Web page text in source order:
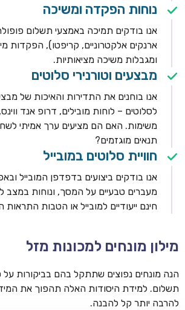
נוחות הפקדה ומשיכה
אנו בודקים תמיכה באמצעי תשלום
ארנקים אלקטרוניים, קריפטו), הפקדות
ומגבלות משיכה מציאותיות.
מבצעים וטורנירי סלוטים
אנו בוחנים את התדירות והאיכות של
לסלוטים – לוחות מובילים, דרופ אנד
משימות. האם הם מציעים ערך אמיתי
תנאים מוגזמים?
חוויית סלוטים במובייל
אנו בודקים ביצועים בדפדפן המובייל
מעברים טבעיים על המסך, ונוחות במצב
חינם ייעודיים למובייל או הטבות התראות
מילון מונחים למכונות מזל
הנה מונחים נפוצים שתתקל בהם בביקורות על
תשלום. למידת היסודות האלה תהפוך את
להרבה יותר קל להבנה.